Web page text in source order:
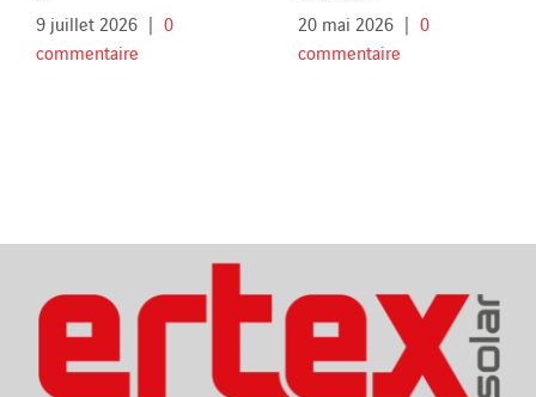
9 juillet 2026 | 0
commentaire
20 mai 2026 | 0
commentaire